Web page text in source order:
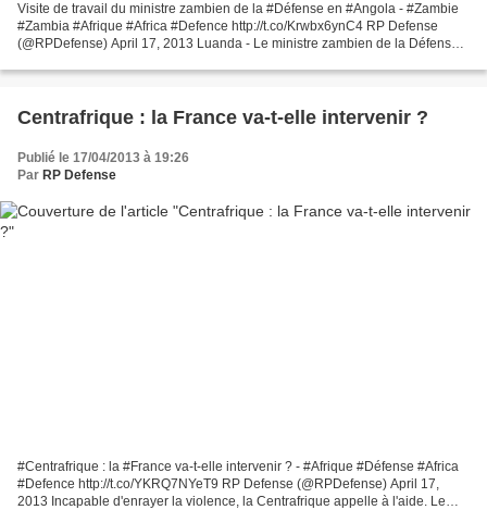
Visite de travail du ministre zambien de la #Défense en #Angola - #Zambie
#Zambia #Afrique #Africa #Defence http://t.co/Krwbx6ynC4 RP Defense
(@RPDefense) April 17, 2013 Luanda - Le ministre zambien de la Défense,
Centrafrique : la France va-t-elle intervenir ?
Publié le 17/04/2013 à 19:26
Par RP Defense
#Centrafrique : la #France va-t-elle intervenir ? - #Afrique #Défense #Africa
#Defence http://t.co/YKRQ7NYeT9 RP Defense (@RPDefense) April 17,
2013 Incapable d'enrayer la violence, la Centrafrique appelle à l'aide. Le